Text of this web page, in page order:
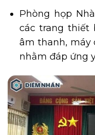
Phòng họp
các trang thiết
âm thanh, máy
nhằm đáp ứng